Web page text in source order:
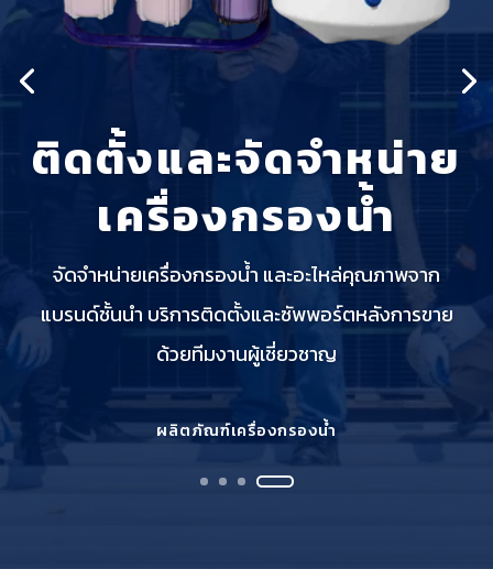
ติดตั้งและจัดจำหน่าย
เครื่องกรองน้ำ
จัดจำหน่ายเครื่องกรองน้ำ และอะไหล่คุณภาพจาก
แบรนด์ชั้นนำ บริการติดตั้งและซัพพอร์ตหลังการขาย
ด้วยทีมงานผู้เชี่ยวชาญ
ผลิตภัณฑ์เครื่องกรองน้ำ